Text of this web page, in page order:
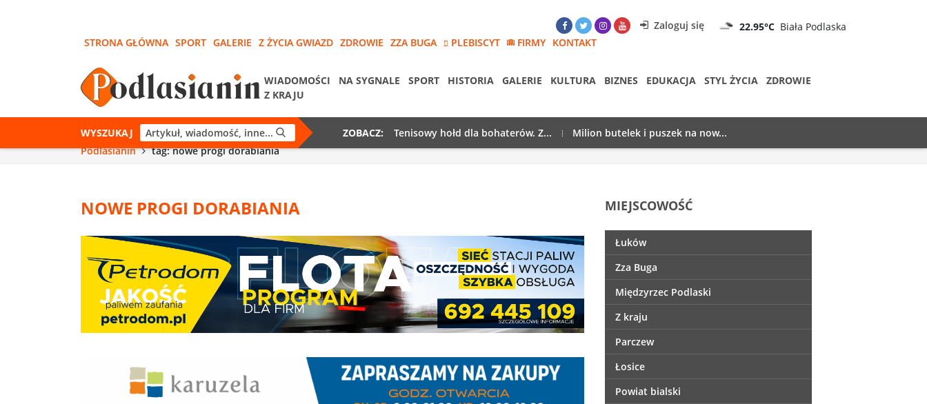
Zaloguj się 22.95°C Biała Podlaska
STRONA GŁÓWNA SPORT GALERIE Z ŻYCIA GWIAZD ZDROWIE ZZA BUGA PLEBISCYT FIRMY KONTAKT
WIADOMOŚCI NA SYGNALE SPORT HISTORIA GALERIE KULTURA BIZNES EDUKACJA STYL ŻYCIA
ZDROWIE
Z KRAJU
WYSZUKAJ ZOBACZ: Tenisowy hołd dla bohaterów. Z...
Milion butelek i puszek na now...
Podlasianin
tag: nowe progi dorabiania
NOWE PROGI DORABIANIA MIEJSCOWOŚĆ
Łuków
Zza Buga
Międzyrzec Podlaski
Z kraju
Parczew
Łosice
Powiat bialski